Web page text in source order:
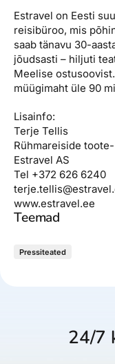
Estravel on Eesti
reisibüroo, mis
saab tänavu 30-
jõudsasti – hiljuti
Meelise
müügimaht üle 90
Lisainfo:
Terje Tellis
Rühmareiside
Estravel AS
Tel +372 626 6240
www.estravel.ee
Teemad
Pressiteated
24/7